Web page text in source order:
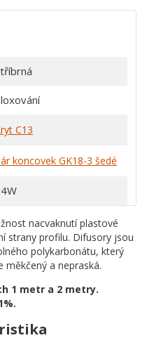
C13
koncovek GK18-3 šedé
nacvaknutí plastové
strany profilu. Difusory jsou
polykarbonátu, který
a nepraská.
1 metr a 2 metry.